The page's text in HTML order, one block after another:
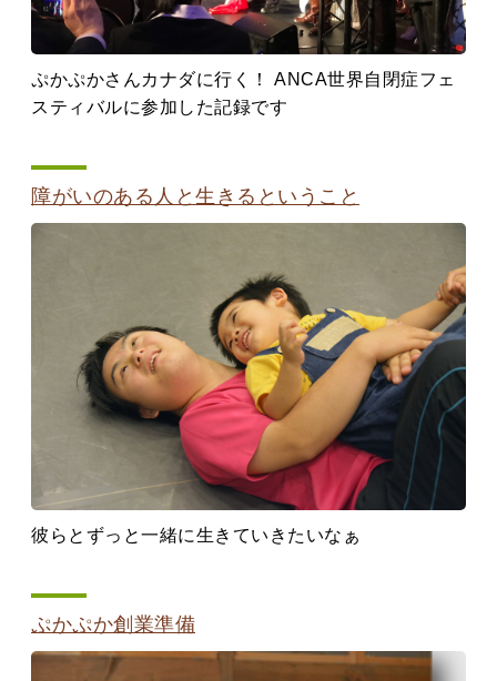
ぷかぷかさんカナダに行く！ ANCA世界自閉症フェ
スティバルに参加した記録です
障がいのある人と生きるということ
彼らとずっと一緒に生きていきたいなぁ
ぷかぷか創業準備